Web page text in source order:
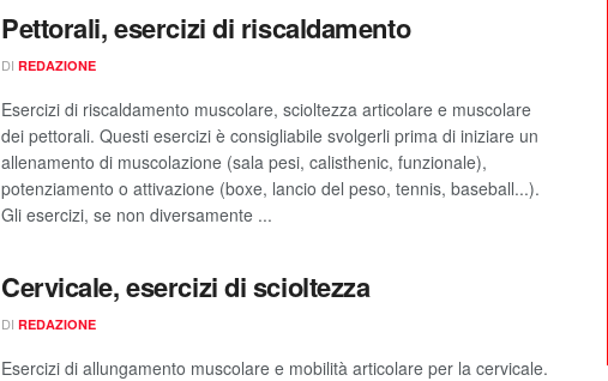
Pettorali, esercizi di riscaldamento
DI REDAZIONE
Esercizi di riscaldamento muscolare, scioltezza articolare e muscolare
dei pettorali. Questi esercizi è consigliabile svolgerli prima di iniziare un
allenamento di muscolazione (sala pesi, calisthenic, funzionale),
potenziamento o attivazione (boxe, lancio del peso, tennis, baseball...).
Gli esercizi, se non diversamente ...
Cervicale, esercizi di scioltezza
DI REDAZIONE
Esercizi di allungamento muscolare e mobilità articolare per la cervicale.